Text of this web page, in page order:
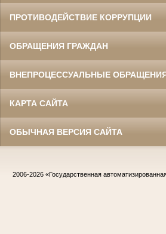
ПРОТИВОДЕЙСТВИЕ КОРРУПЦИИ
ОБРАЩЕНИЯ ГРАЖДАН
ВНЕПРОЦЕССУАЛЬНЫЕ
КАРТА САЙТА
ОБЫЧНАЯ ВЕРСИЯ САЙТА
2006-2026 «Государственная